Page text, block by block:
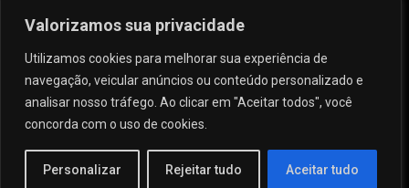
Valorizamos sua privacidade
Utilizamos cookies para melhorar sua experiência de
navegação, veicular anúncios ou conteúdo personalizado e
analisar nosso tráfego. Ao clicar em "Aceitar todos", você
concorda com o uso de cookies.
Personalizar Rejeitar tudo Aceitar tudo
(82) 99621-8806